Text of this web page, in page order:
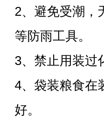
2、避免受潮，
等防雨工具。
3、禁止用装过
4、袋装粮食在
好。